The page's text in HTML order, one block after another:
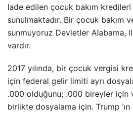
Iade edilen çocuk bakım
sunulmaktadır. Bir çocuk bakım
sunmuyoruz Devletler Alabama,
vardır.
2017 yılında, bir çocuk vergisi
için federal gelir limiti ayrı
.000 olduğunu; .000 bireyler
birlikte dosyalama için. Trump